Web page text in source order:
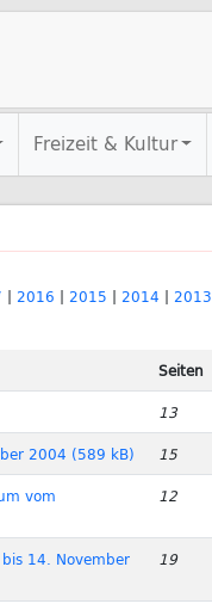
Freizeit & Kultur
| 2016 | 2015 | 2014 | 2013
Seiten
13
2004 (589 kB)
15
vom
12
14. November
19